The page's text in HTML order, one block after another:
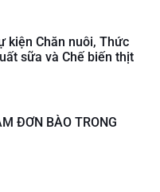
kiện Chăn nuôi, Thức
sữa và Chế biến thịt
ĐƠN BÀO TRONG